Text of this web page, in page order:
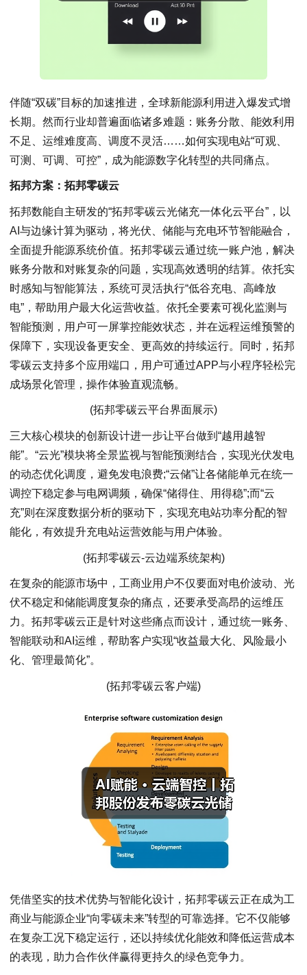
伴随“双碳”目标的加速推进，全球新能源利用进入爆发式增
长期。然而行业却普遍面临诸多难题：账务分散、能效利用
不足、运维难度高、调度不灵活……如何实现电站“可观、
可测、可调、可控”，成为能源数字化转型的共同痛点。
拓邦方案：拓邦零碳云
拓邦数能自主研发的“拓邦零碳云光储充一体化云平台”，以
AI与边缘计算为驱动，将光伏、储能与充电环节智能融合，
全面提升能源系统价值。拓邦零碳云通过统一账户池，解决
账务分散和对账复杂的问题，实现高效透明的结算。依托实
时感知与智能算法，系统可灵活执行“低谷充电、高峰放
电”，帮助用户最大化运营收益。依托全要素可视化监测与
智能预测，用户可一屏掌控能效状态，并在远程运维预警的
保障下，实现设备更安全、更高效的持续运行。同时，拓邦
零碳云支持多个应用端口，用户可通过APP与小程序轻松完
成场景化管理，操作体验直观流畅。
(拓邦零碳云平台界面展示)
三大核心模块的创新设计进一步让平台做到“越用越智
能”。“云光”模块将全景监视与智能预测结合，实现光伏发电
的动态优化调度，避免发电浪费;“云储”让各储能单元在统一
调控下稳定参与电网调频，确保“储得住、用得稳”;而“云
充”则在深度数据分析的驱动下，实现充电站功率分配的智
能化，有效提升充电站运营效能与用户体验。
(拓邦零碳云-云边端系统架构)
在复杂的能源市场中，工商业用户不仅要面对电价波动、光
伏不稳定和储能调度复杂的痛点，还要承受高昂的运维压
力。拓邦零碳云正是针对这些痛点而设计，通过统一账务、
智能联动和AI运维，帮助客户实现“收益最大化、风险最小
化、管理最简化”。
(拓邦零碳云客户端)
凭借坚实的技术优势与智能化设计，拓邦零碳云正在成为工
商业与能源企业“向零碳未来”转型的可靠选择。它不仅能够
在复杂工况下稳定运行，还以持续优化能效和降低运营成本
的表现，助力合作伙伴赢得更持久的绿色竞争力。